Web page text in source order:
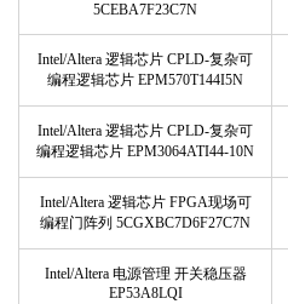
5CEBA7F23C7N
Intel/Altera 逻辑芯片 CPLD-复杂可
编程逻辑芯片 EPM570T144I5N
Intel/Altera 逻辑芯片 CPLD-复杂可
编程逻辑芯片 EPM3064ATI44-10N
Intel/Altera 逻辑芯片 FPGA现场可
编程门阵列 5CGXBC7D6F27C7N
Intel/Altera 电源管理 开关稳压器
EP53A8LQI